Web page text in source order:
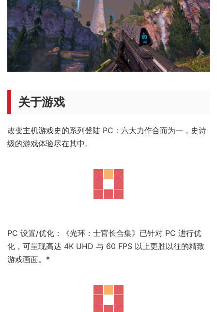
关于游戏
改变主机游戏史的系列登陆 PC：六大力作合而为一，史诗
级的游戏体验尽在其中。
PC 设置/优化：《光环：士官长合集》已针对 PC 进行优
化，可呈现高达 4K UHD 与 60 FPS 以上更胜以往的精致
游戏画面。*